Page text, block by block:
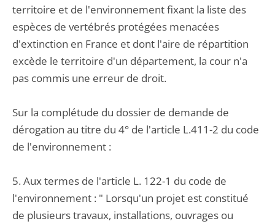
territoire et de l'environnement fixant la liste des
espèces de vertébrés protégées menacées
d'extinction en France et dont l'aire de répartition
excède le territoire d'un département, la cour n'a
pas commis une erreur de droit.
Sur la complétude du dossier de demande de
dérogation au titre du 4° de l'article L.411-2 du code
de l'environnement :
5. Aux termes de l'article L. 122-1 du code de
l'environnement : " Lorsqu'un projet est constitué
de plusieurs travaux, installations, ouvrages ou